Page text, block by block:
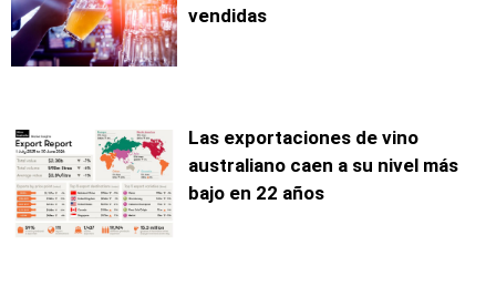
vendidas
Las exportaciones de vino
australiano caen a su nivel más
bajo en 22 años